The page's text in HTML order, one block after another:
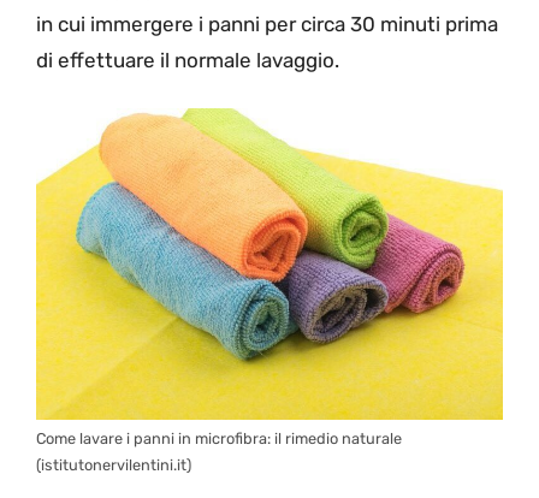
in cui immergere i panni per circa 30 minuti prima
di effettuare il normale lavaggio.
Come lavare i panni in microfibra: il rimedio naturale
(istitutonervilentini.it)